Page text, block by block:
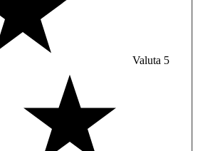
Valuta 5